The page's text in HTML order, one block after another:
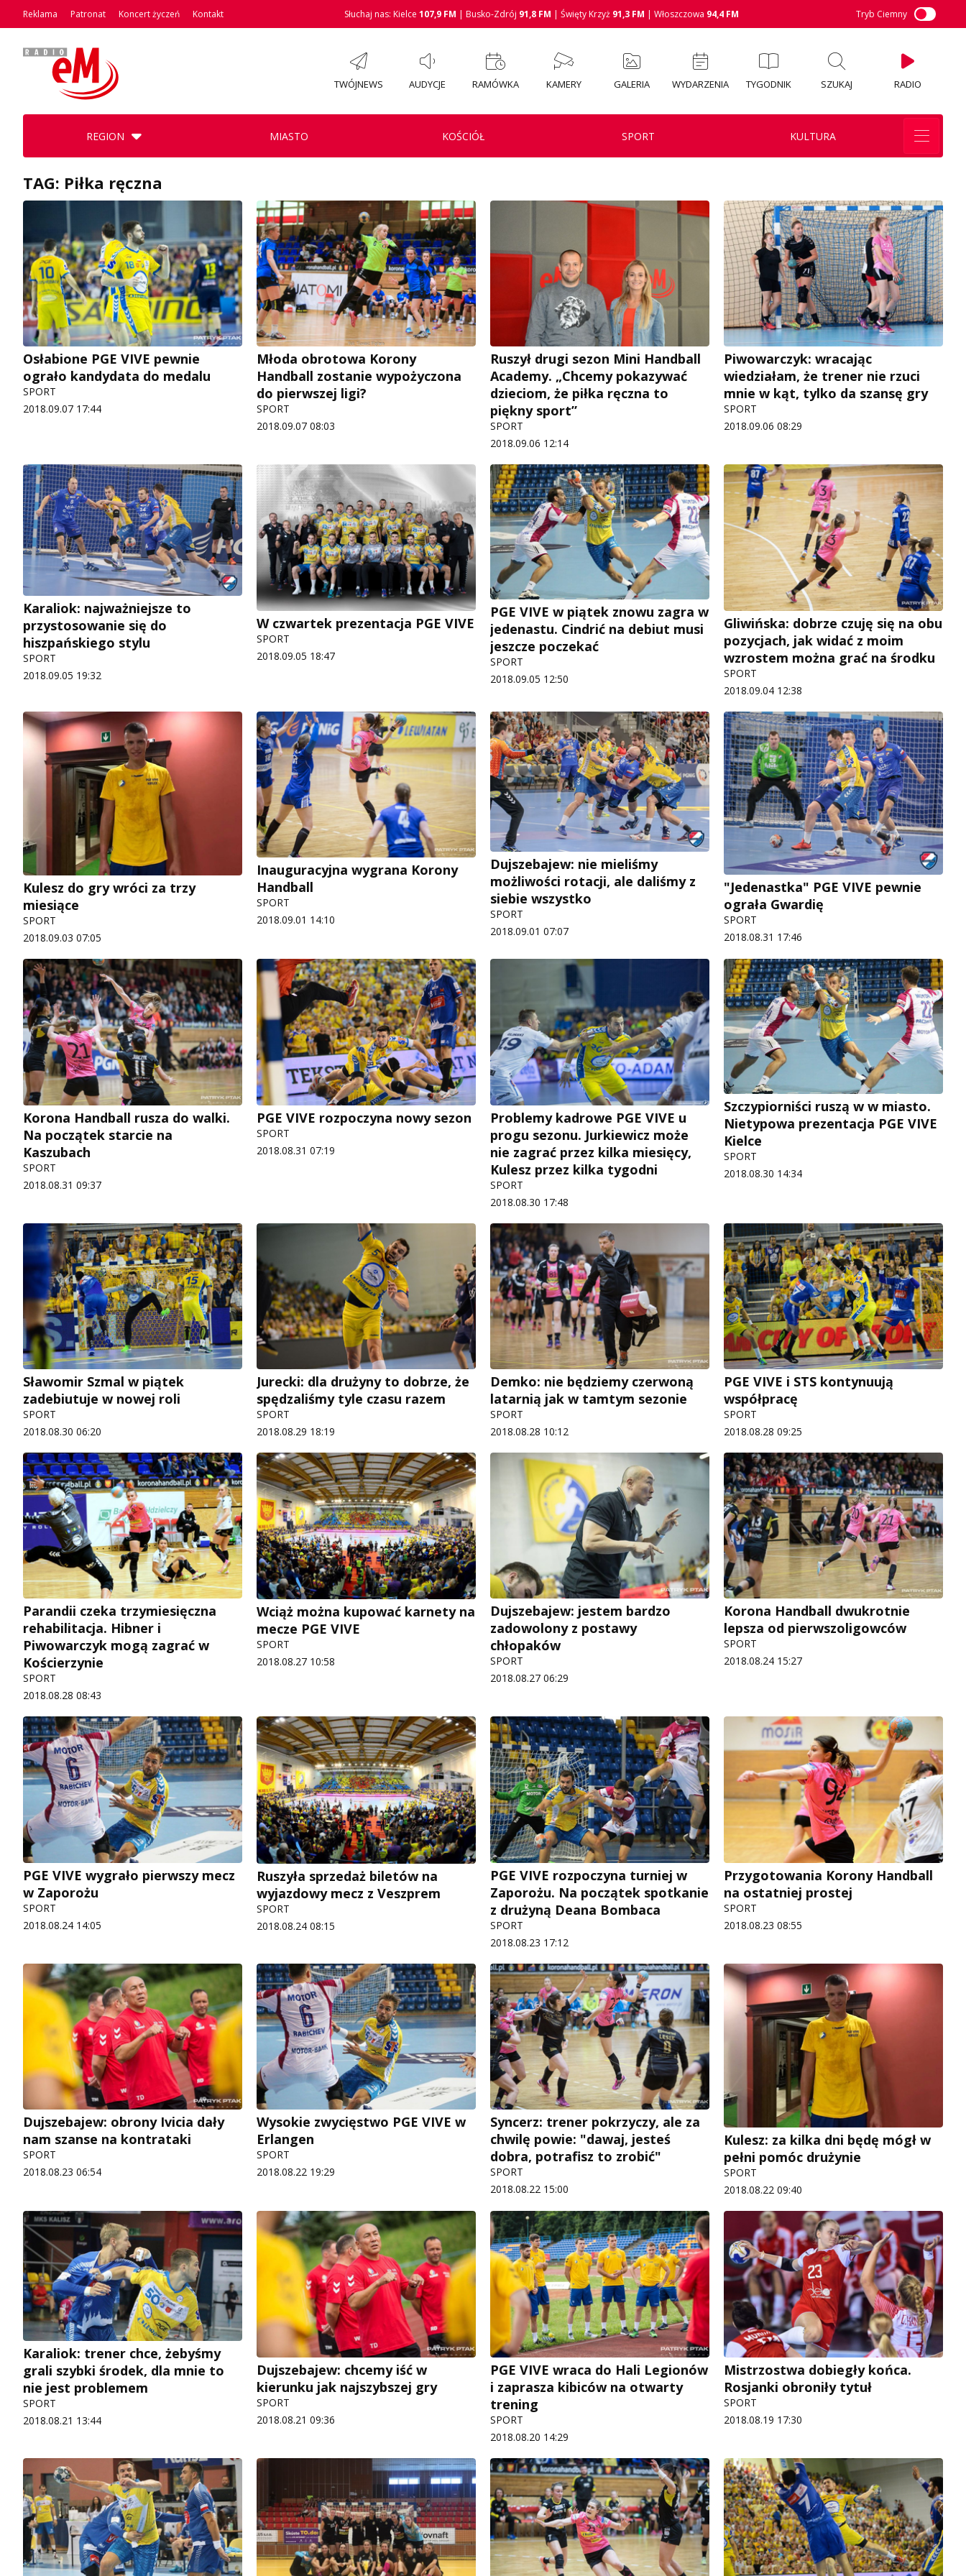
Reklama Patronat Koncert życzeń Kontakt Słuchaj nas: Kielce 107,9 FM | Busko-Zdrój 91,8 FM | Święty Krzyż 91,3 FM | Włoszczowa 94,4 FM Tryb Ciemny
TWÓJNEWS AUDYCJE RAMÓWKA KAMERY GALERIA WYDARZENIA TYGODNIK SZUKAJ RADIO
REGION MIASTO KOŚCIÓŁ SPORT KULTURA
TAG: Piłka ręczna
Osłabione PGE VIVE pewnie
ograło kandydata do medalu
SPORT
2018.09.07 17:44
Młoda obrotowa Korony
Handball zostanie wypożyczona
do pierwszej ligi?
SPORT
2018.09.07 08:03
Ruszył drugi sezon Mini Handball
Academy. „Chcemy pokazywać
dzieciom, że piłka ręczna to
piękny sport”
SPORT
2018.09.06 12:14
Piwowarczyk: wracając
wiedziałam, że trener nie rzuci
mnie w kąt, tylko da szansę gry
SPORT
2018.09.06 08:29
Karaliok: najważniejsze to
przystosowanie się do
hiszpańskiego stylu
SPORT
2018.09.05 19:32
W czwartek prezentacja PGE VIVE
SPORT
2018.09.05 18:47
PGE VIVE w piątek znowu zagra w
jedenastu. Cindrić na debiut musi
jeszcze poczekać
SPORT
2018.09.05 12:50
Gliwińska: dobrze czuję się na obu
pozycjach, jak widać z moim
wzrostem można grać na środku
SPORT
2018.09.04 12:38
Kulesz do gry wróci za trzy
miesiące
SPORT
2018.09.03 07:05
Inauguracyjna wygrana Korony
Handball
SPORT
2018.09.01 14:10
Dujszebajew: nie mieliśmy
możliwości rotacji, ale daliśmy z
siebie wszystko
SPORT
2018.09.01 07:07
"Jedenastka" PGE VIVE pewnie
ograła Gwardię
SPORT
2018.08.31 17:46
Korona Handball rusza do walki.
Na początek starcie na
Kaszubach
SPORT
2018.08.31 09:37
PGE VIVE rozpoczyna nowy sezon
SPORT
2018.08.31 07:19
Problemy kadrowe PGE VIVE u
progu sezonu. Jurkiewicz może
nie zagrać przez kilka miesięcy,
Kulesz przez kilka tygodni
SPORT
2018.08.30 17:48
Szczypiorniści ruszą w w miasto.
Nietypowa prezentacja PGE VIVE
Kielce
SPORT
2018.08.30 14:34
Sławomir Szmal w piątek
zadebiutuje w nowej roli
SPORT
2018.08.30 06:20
Jurecki: dla drużyny to dobrze, że
spędzaliśmy tyle czasu razem
SPORT
2018.08.29 18:19
Demko: nie będziemy czerwoną
latarnią jak w tamtym sezonie
SPORT
2018.08.28 10:12
PGE VIVE i STS kontynuują
współpracę
SPORT
2018.08.28 09:25
Parandii czeka trzymiesięczna
rehabilitacja. Hibner i
Piwowarczyk mogą zagrać w
Kościerzynie
SPORT
2018.08.28 08:43
Wciąż można kupować karnety na
mecze PGE VIVE
SPORT
2018.08.27 10:58
Dujszebajew: jestem bardzo
zadowolony z postawy
chłopaków
SPORT
2018.08.27 06:29
Korona Handball dwukrotnie
lepsza od pierwszoligowców
SPORT
2018.08.24 15:27
PGE VIVE wygrało pierwszy mecz
w Zaporożu
SPORT
2018.08.24 14:05
Ruszyła sprzedaż biletów na
wyjazdowy mecz z Veszprem
SPORT
2018.08.24 08:15
PGE VIVE rozpoczyna turniej w
Zaporożu. Na początek spotkanie
z drużyną Deana Bombaca
SPORT
2018.08.23 17:12
Przygotowania Korony Handball
na ostatniej prostej
SPORT
2018.08.23 08:55
Dujszebajew: obrony Ivicia dały
nam szanse na kontrataki
SPORT
2018.08.23 06:54
Wysokie zwycięstwo PGE VIVE w
Erlangen
SPORT
2018.08.22 19:29
Syncerz: trener pokrzyczy, ale za
chwilę powie: "dawaj, jesteś
dobra, potrafisz to zrobić"
SPORT
2018.08.22 15:00
Kulesz: za kilka dni będę mógł w
pełni pomóc drużynie
SPORT
2018.08.22 09:40
Karaliok: trener chce, żebyśmy
grali szybki środek, dla mnie to
nie jest problemem
SPORT
2018.08.21 13:44
Dujszebajew: chcemy iść w
kierunku jak najszybszej gry
SPORT
2018.08.21 09:36
PGE VIVE wraca do Hali Legionów
i zaprasza kibiców na otwarty
trening
SPORT
2018.08.20 14:29
Mistrzostwa dobiegły końca.
Rosjanki obroniły tytuł
SPORT
2018.08.19 17:30